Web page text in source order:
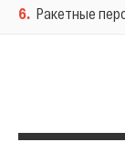
6. Ракетные